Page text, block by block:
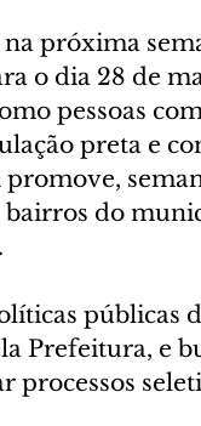
próxima
o dia 28 de
pessoas
preta e
do
públicas
Prefeitura, e
processos